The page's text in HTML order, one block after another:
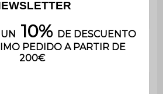
16 cm
Equilibrado